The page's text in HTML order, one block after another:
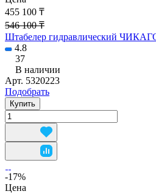
455 100 ₸
546 100 ₸
Штабелер гидравлический
4.8
37
В наличии
Арт. 5320223
Подобрать
Купить
-17%
Цена